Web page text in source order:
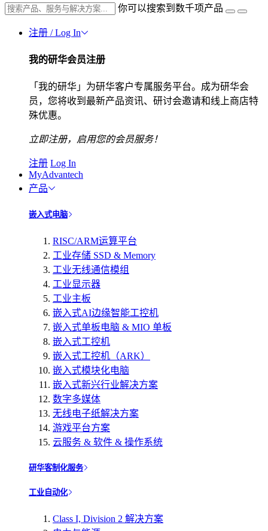
你可以搜索到数千项产品
注册 / Log In
我的研华会员注册
「我的研华」为研华客户专属服务平台。成为研华会
员，您将收到最新产品资讯、研讨会邀请和线上商店特
殊优惠。
立即注册，启用您的会员服务！
注册 Log In
MyAdvantech
产品
嵌入式电脑
RISC/ARM运算平台
工业存储 SSD & Memory
工业无线通信模组
工业显示器
工业主板
嵌入式AI边缘智能工控机
嵌入式单板电脑 & MIO 单板
嵌入式工控机
嵌入式工控机（ARK）
嵌入式模块化电脑
嵌入式新兴行业解决方案
数字多媒体
无线电子纸解决方案
游戏平台方案
云服务 & 软件 & 操作系统
研华客制化服务
工业自动化
Class I, Division 2 解决方案